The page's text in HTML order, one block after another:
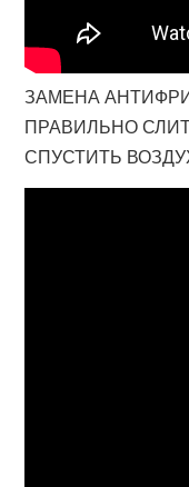
ЗАМЕНА
ПРАВИЛЬНО
СПУСТИТЬ